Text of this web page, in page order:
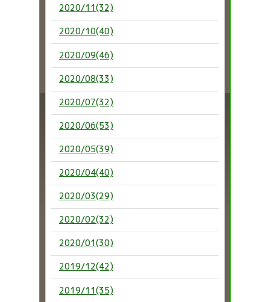
2020/11(32)
2020/10(40)
2020/09(46)
2020/08(33)
2020/07(32)
2020/06(53)
2020/05(39)
2020/04(40)
2020/03(29)
2020/02(32)
2020/01(30)
2019/12(42)
2019/11(35)